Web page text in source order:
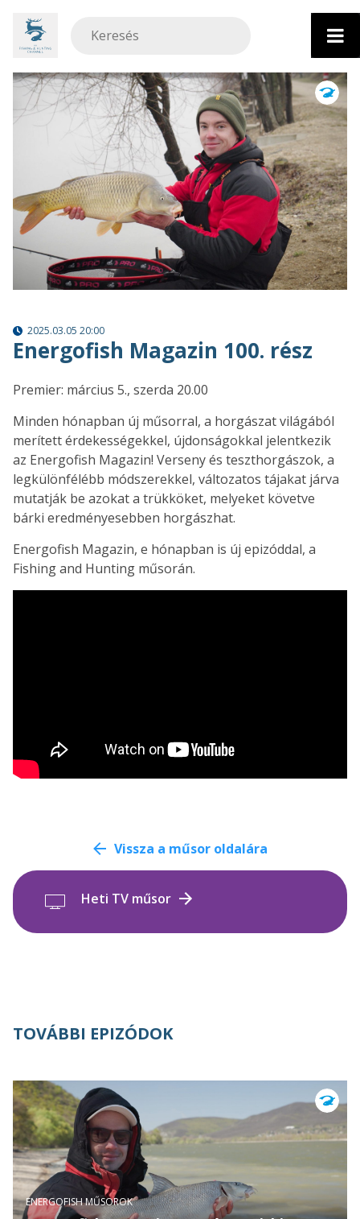
tartalomhoz
2025.03.05 20:00
Energofish Magazin 100. rész
Premier: március 5., szerda 20.00
Minden hónapban új műsorral, a horgászat világából
merített érdekességekkel, újdonságokkal jelentkezik
az Energofish Magazin! Verseny és teszthorgászok, a
legkülönfélébb módszerekkel, változatos tájakat járva
mutatják be azokat a trükköket, melyeket követve
bárki eredményesebben horgászhat.
Energofish Magazin, e hónapban is új epizóddal, a
Fishing and Hunting műsorán.
Vissza a műsor oldalára
Heti TV műsor
TOVÁBBI EPIZÓDOK
ENERGOFISH MŰSOROK